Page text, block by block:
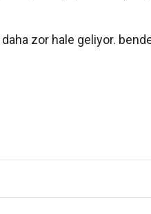
zor hale geliyor.